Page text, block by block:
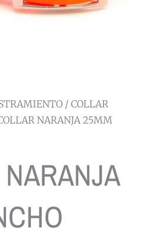
/ COLLAR
NARANJA 25MM